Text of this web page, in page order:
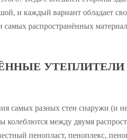
и каждый вариант обладает
самых распространённых
УТЕПЛИТЕЛИ
самых разных стен снаружи (и
колеблются между двумя
пенопласт, пеноплекс,